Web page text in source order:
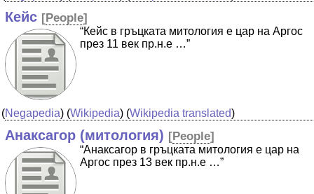
Кейс [People]
“Кейс в гръцката митология е цар на Аргос
през 11 век пр.н.е …”
(Negapedia) (Wikipedia) (Wikipedia translated)
Анаксагор (митология) [People]
“Анаксагор в гръцката митология е цар на
Аргос през 13 век пр.н.е …”